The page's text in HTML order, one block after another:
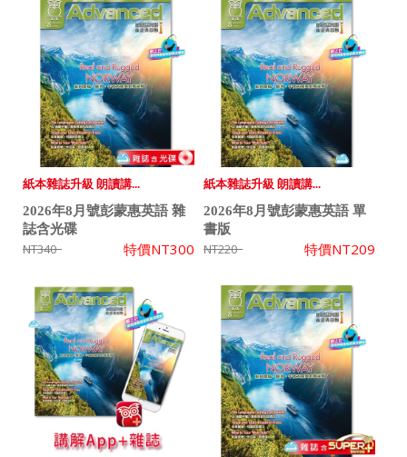
紙本雜誌升級 朗讀講...
2026年8月號彭蒙惠英語 雜
誌含光碟
NT340 特價NT300
紙本雜誌升級 朗讀講...
2026年8月號彭蒙惠英語 單
書版
NT220 特價NT209